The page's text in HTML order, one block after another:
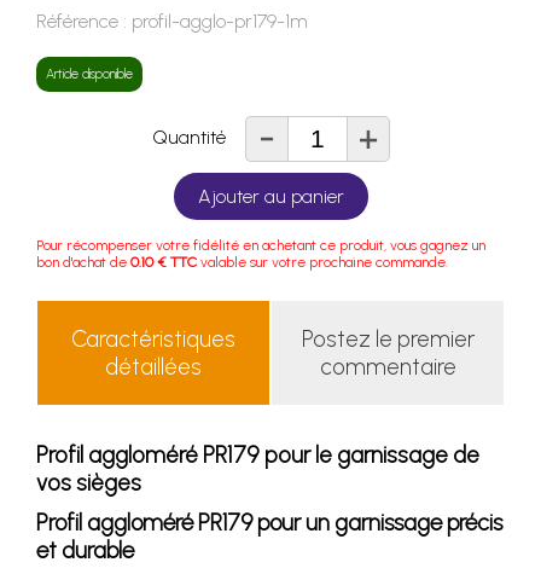
Référence : profil-agglo-pr179-1m
Article disponible
Quantité - +
Ajouter au panier
Pour récompenser votre fidélité en achetant ce produit, vous gagnez un
bon d'achat de 0.10 € TTC valable sur votre prochaine commande.
Caractéristiques
détaillées
Postez le premier
commentaire
Profil aggloméré PR179 pour le garnissage de
vos sièges
Profil aggloméré PR179 pour un garnissage précis
et durable